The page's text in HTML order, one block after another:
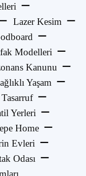
Lazer Kesim
Modelleri
Kanunu
Yaşam
Tasarruf
Yerleri
Home
Evleri
Odası